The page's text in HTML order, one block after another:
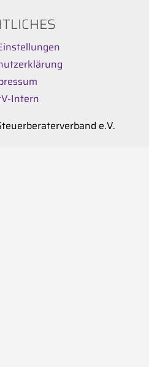
Intern
e.V.